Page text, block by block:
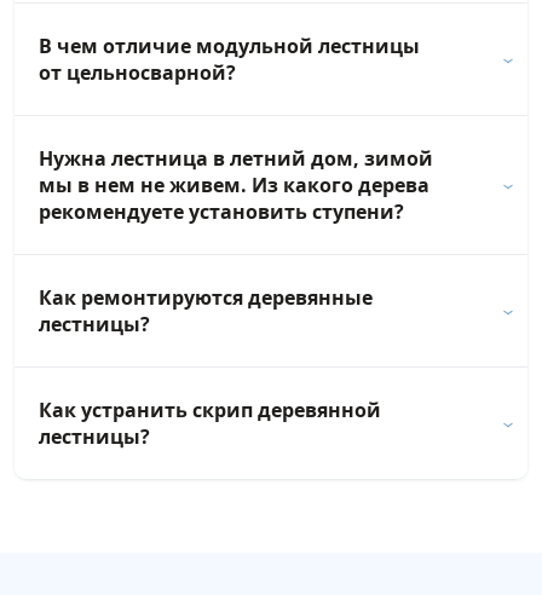
В чем отличие модульной лестницы
от цельносварной?
Нужна лестница в летний дом, зимой
мы в нем не живем. Из какого дерева
рекомендуете установить ступени?
Как ремонтируются деревянные
лестницы?
Как устранить скрип деревянной
лестницы?